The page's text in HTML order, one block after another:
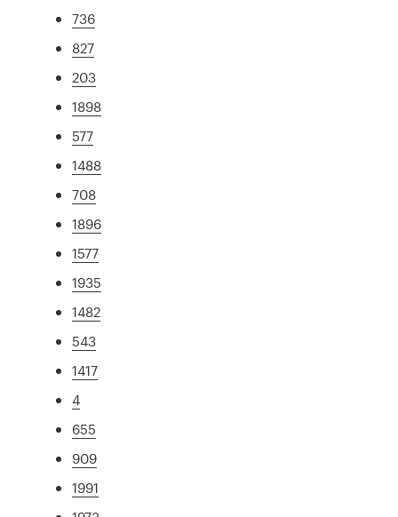
736
827
203
1898
577
1488
708
1896
1577
1935
1482
543
1417
4
655
909
1991